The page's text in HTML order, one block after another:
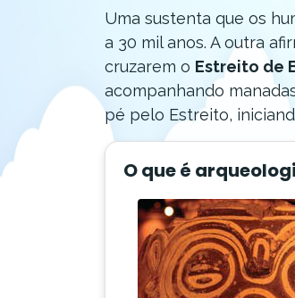
Uma sustenta que os
a 30 mil anos. A outra
cruzarem o Estreito de
acompanhando
pé pelo Estreito,
O que é